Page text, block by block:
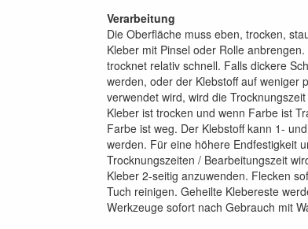
Verarbeitung
Die Oberfläche muss eben, trocken,
Kleber mit Pinsel oder Rolle
trocknet relativ schnell. Falls dickere
werden, oder der Klebstoff auf weniger
verwendet wird, wird die
Kleber ist trocken und wenn Farbe ist
Farbe ist weg. Der Klebstoff kann 1-
werden. Für eine höhere Endfestigkeit
Trocknungszeiten / Bearbeitungszeit
Kleber 2-seitig anzuwenden. Flecken
Tuch reinigen. Geheilte Klebereste
Werkzeuge sofort nach Gebrauch mit